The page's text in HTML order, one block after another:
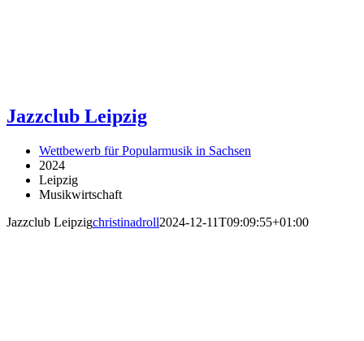
Jazzclub Leipzig
Wettbewerb für Popularmusik in Sachsen
2024
Leipzig
Musikwirtschaft
Jazzclub Leipzigchristinadroll2024-12-11T09:09:55+01:00